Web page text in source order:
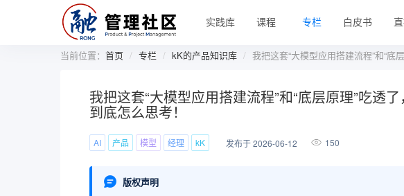
实践库 课程 专栏 白皮书
当前位置： 首页 专栏 kK的产品知识库 我把这套“大模型应用搭建流程”和“底
我把这套“大模型应用搭建流程”和“底层原理”吃透
到底怎么思考！
AI 产品 模型 经理 kK 发布于 2026-06-12 150
版权声明